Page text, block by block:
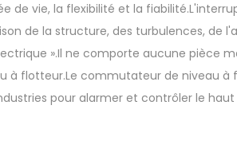
de vie, la flexibilité et la
de la structure, des turbulences, de
».Il ne comporte aucune pièce
flotteur.Le commutateur de niveau
pour alarmer et contrôler le